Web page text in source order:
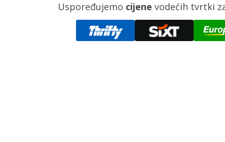
Uspoređujemo cijene vodećih tvrtki